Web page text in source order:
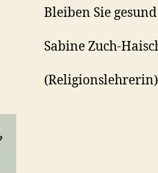
Bleiben Sie
Sabine Zuch-
(Religionslehrerin)